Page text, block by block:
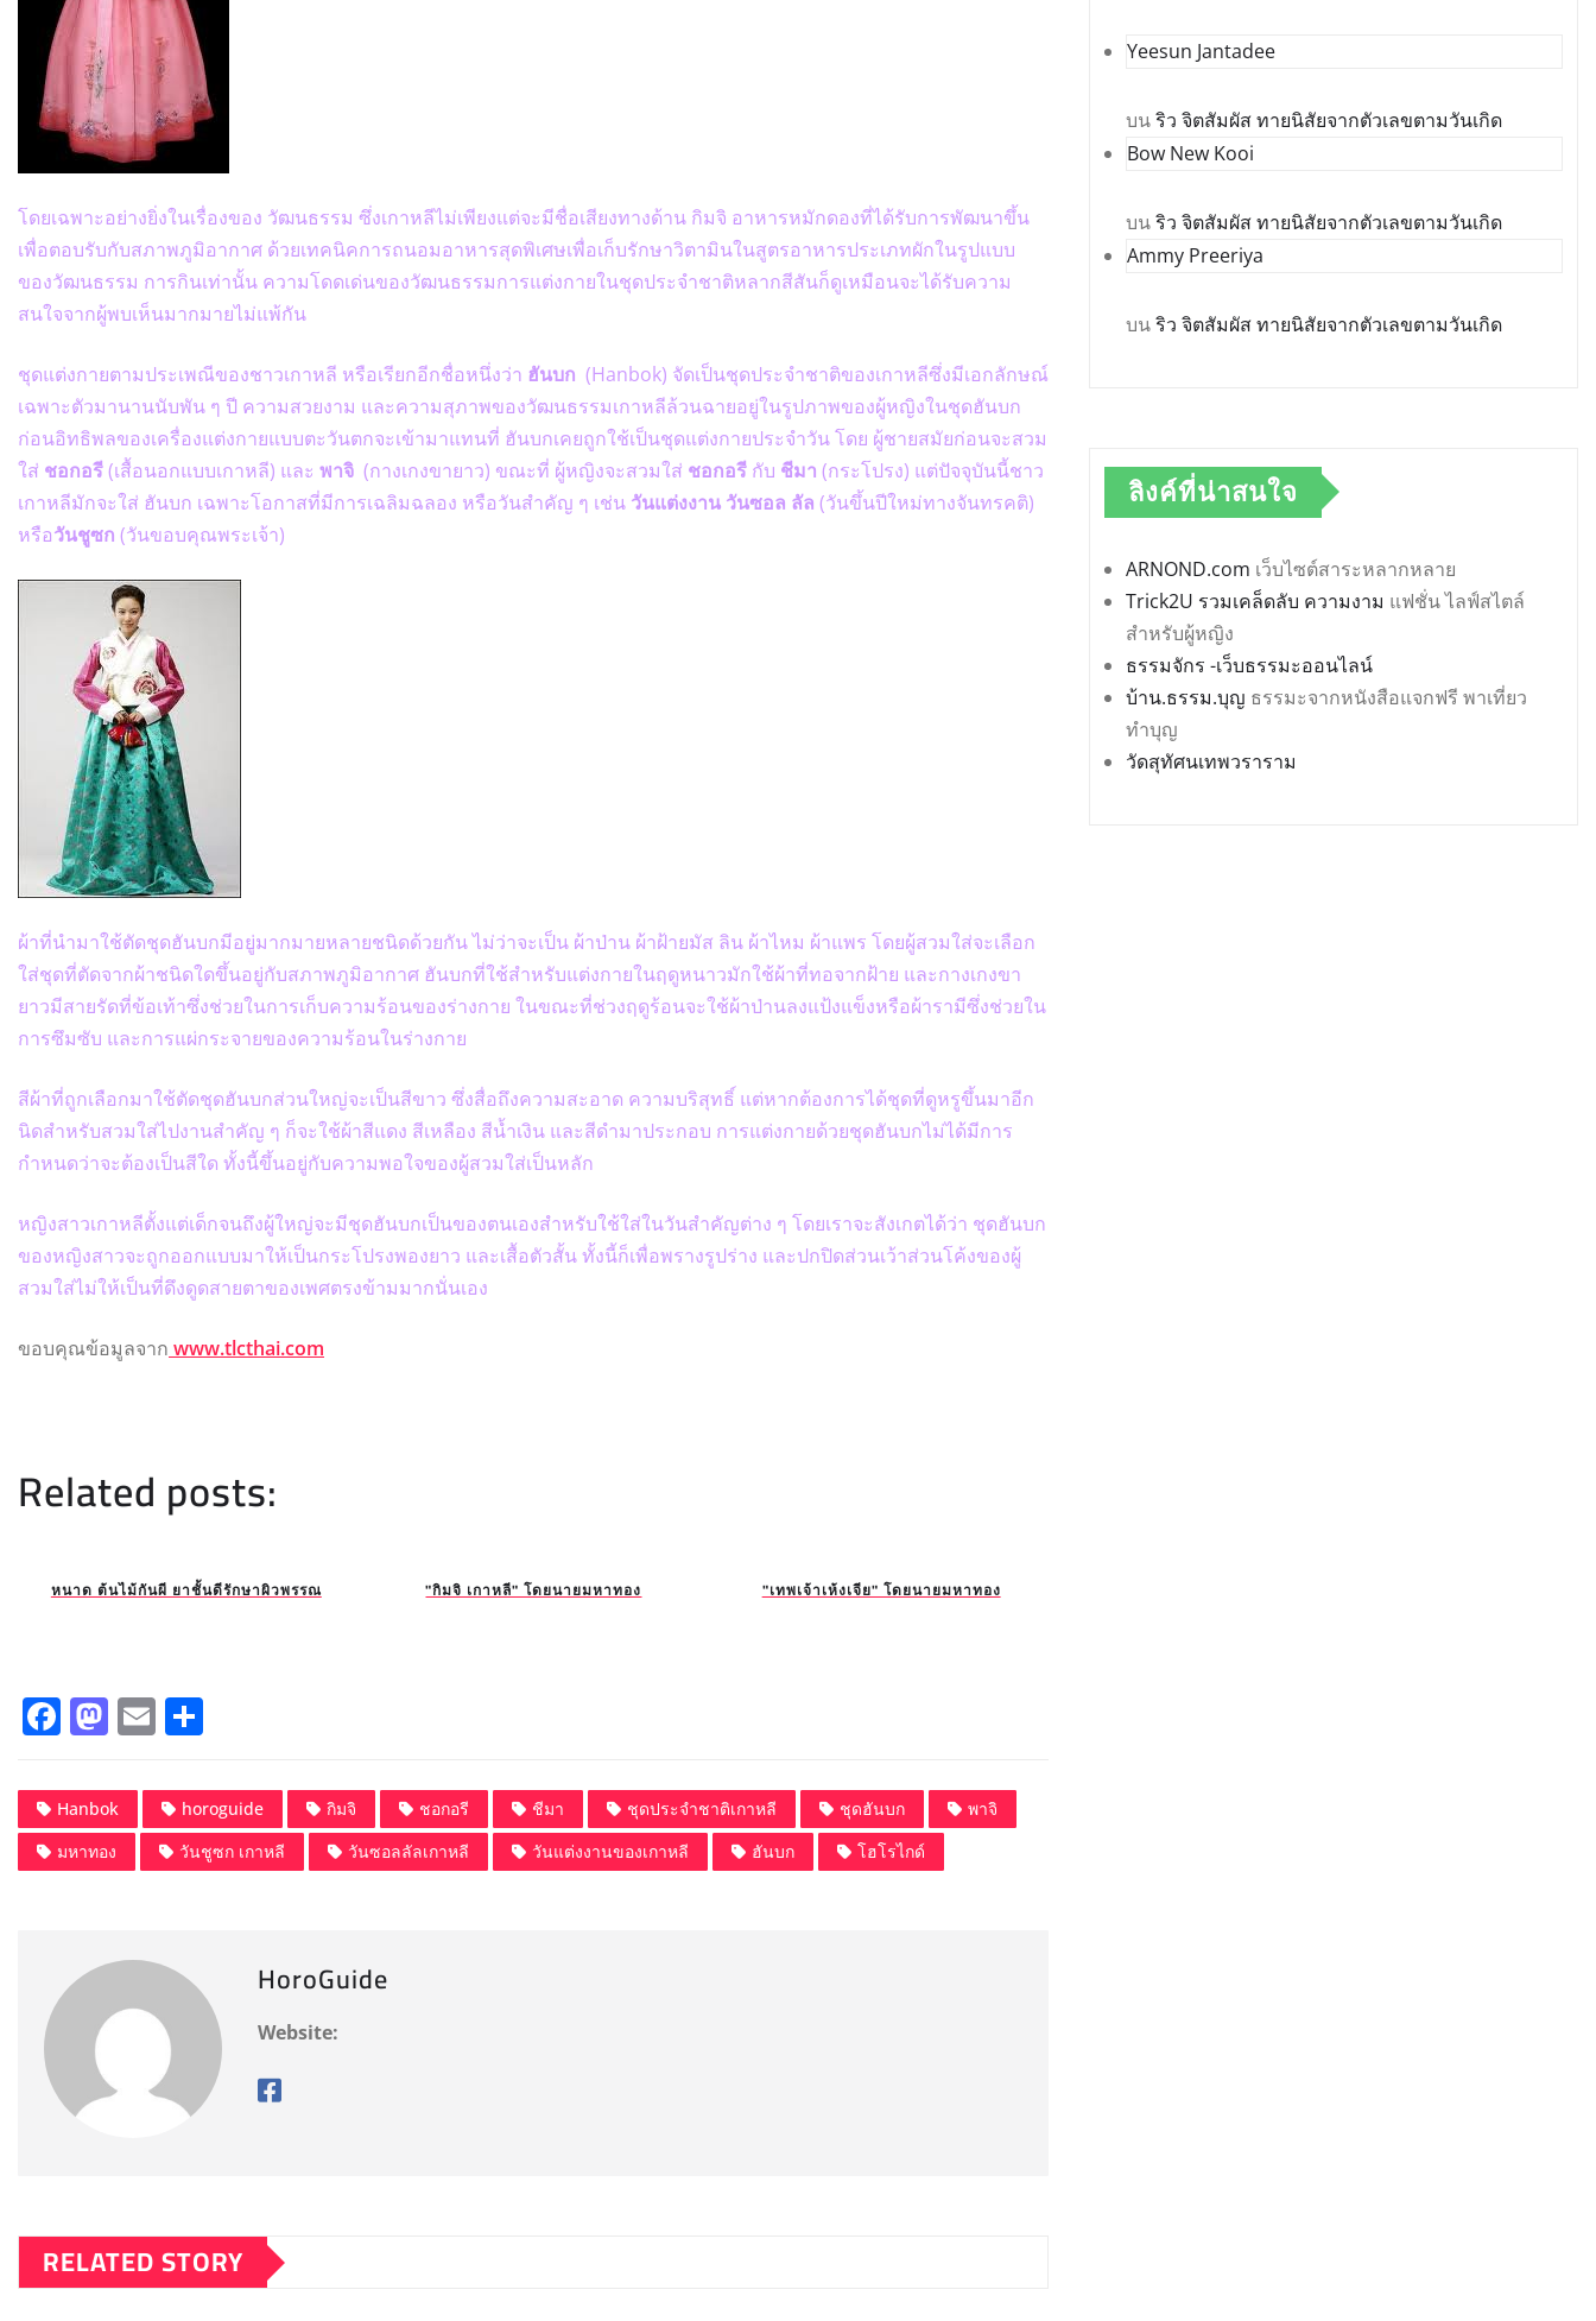
โดยเฉพาะอย่างยิ่งในเรื่องของ วัฒนธรรม ซึ่งเกาหลีไม่เพียงแต่จะมีชื่อเสียงทางด้าน กิมจิ อาหารหมักดองที่ได้รับการพัฒนาขึ้น
เพื่อตอบรับกับสภาพภูมิอากาศ ด้วยเทคนิคการถนอมอาหารสุดพิเศษเพื่อเก็บรักษาวิตามินในสูตรอาหารประเภทผักในรูปแบบ
ของวัฒนธรรม การกินเท่านั้น ความโดดเด่นของวัฒนธรรมการแต่งกายในชุดประจำชาติหลากสีสันก็ดูเหมือนจะได้รับความ
สนใจจากผู้พบเห็นมากมายไม่แพ้กัน
ชุดแต่งกายตามประเพณีของชาวเกาหลี หรือเรียกอีกชื่อหนึ่งว่า ฮันบก (Hanbok) จัดเป็นชุดประจำชาติของเกาหลีซึ่งมีเอกลักษณ์
เฉพาะตัวมานานนับพัน ๆ ปี ความสวยงาม และความสุภาพของวัฒนธรรมเกาหลีล้วนฉายอยู่ในรูปภาพของผู้หญิงในชุดฮันบก
ก่อนอิทธิพลของเครื่องแต่งกายแบบตะวันตกจะเข้ามาแทนที่ ฮันบกเคยถูกใช้เป็นชุดแต่งกายประจำวัน โดย ผู้ชายสมัยก่อนจะสวม
ใส่ ชอกอรี(เสื้อนอกแบบเกาหลี) และ พาจิ (กางเกงขายาว) ขณะที่ ผู้หญิงจะสวมใส่ ชอกอรี กับ ชีมา (กระโปรง) แต่ปัจจุบันนี้ชาว
เกาหลีมักจะใส่ ฮันบก เฉพาะโอกาสที่มีการเฉลิมฉลอง หรือวันสำคัญ ๆ เช่น วันแต่งงาน วันซอล ลัล (วันขึ้นปีใหม่ทางจันทรคติ)
หรือวันชูซก (วันขอบคุณพระเจ้า)
ผ้าที่นำมาใช้ตัดชุดฮันบกมีอยู่มากมายหลายชนิดด้วยกัน ไม่ว่าจะเป็น ผ้าป่าน ผ้าฝ้ายมัส ลิน ผ้าไหม ผ้าแพร โดยผู้สวมใส่จะเลือก
ใส่ชุดที่ตัดจากผ้าชนิดใดขึ้นอยู่กับสภาพภูมิอากาศ ฮันบกที่ใช้สำหรับแต่งกายในฤดูหนาวมักใช้ผ้าที่ทอจากฝ้าย และกางเกงขา
ยาวมีสายรัดที่ข้อเท้าซึ่งช่วยในการเก็บความร้อนของร่างกาย ในขณะที่ช่วงฤดูร้อนจะใช้ผ้าป่านลงแป้งแข็งหรือผ้ารามีซึ่งช่วยใน
การซึมซับ และการแผ่กระจายของความร้อนในร่างกาย
สีผ้าที่ถูกเลือกมาใช้ตัดชุดฮันบกส่วนใหญ่จะเป็นสีขาว ซึ่งสื่อถึงความสะอาด ความบริสุทธิ์ แต่หากต้องการได้ชุดที่ดูหรูขึ้นมาอีก
นิดสำหรับสวมใส่ไปงานสำคัญ ๆ ก็จะใช้ผ้าสีแดง สีเหลือง สีน้ำเงิน และสีดำมาประกอบ การแต่งกายด้วยชุดฮันบกไม่ได้มีการ
กำหนดว่าจะต้องเป็นสีใด ทั้งนี้ขึ้นอยู่กับความพอใจของผู้สวมใส่เป็นหลัก
หญิงสาวเกาหลีตั้งแต่เด็กจนถึงผู้ใหญ่จะมีชุดฮันบกเป็นของตนเองสำหรับใช้ใส่ในวันสำคัญต่าง ๆ โดยเราจะสังเกตได้ว่า ชุดฮันบก
ของหญิงสาวจะถูกออกแบบมาให้เป็นกระโปรงพองยาว และเสื้อตัวสั้น ทั้งนี้ก็เพื่อพรางรูปร่าง และปกปิดส่วนเว้าส่วนโค้งของผู้
สวมใส่ไม่ให้เป็นที่ดึงดูดสายตาของเพศตรงข้ามมากนั่นเอง
ขอบคุณข้อมูลจาก www.tlcthai.com
Related posts:
หนาด ต้นไม้กันผี ยาชั้นดีรักษาผิวพรรณ "กิมจิ เกาหลี" โดยนายมหาทอง "เทพเจ้าเห้งเจีย" โดยนายมหาทอง
F
c
e
b
k
M
st
o
d
E
ai
l
a
re
Hanbok horoguide กิมจิ ชอกอรี ชีมา ชุดประจำชาติเกาหลี ชุดฮันบก
พาจิ
มหาทอง
วันชูซก เกาหลี วันซอลลัลเกาหลี วันแต่งงานของเกาหลี ฮันบก โฮโรไกด์
HoroGuide
Website:
RELATED STORY
Yeesun Jantadee
บนริว จิตสัมผัส ทายนิสัยจากตัวเลขตามวันเกิด
Bow New Kooi
บนริว จิตสัมผัส ทายนิสัยจากตัวเลขตามวันเกิด
Ammy Preeriya
บนริว จิตสัมผัส ทายนิสัยจากตัวเลขตามวันเกิด
ลิงค์ที่น่าสนใจ
ARNOND.com เว็บไซต์สาระหลากหลาย
Trick2U รวมเคล็ดลับ ความงาม แฟชั่น ไลฟ์สไตล์
สำหรับผู้หญิง
ธรรมจักร -เว็บธรรมะออนไลน์
บ้าน.ธรรม.บุญ ธรรมะจากหนังสือแจกฟรี พาเที่ยว
ทำบุญ
วัดสุทัศนเทพวราราม